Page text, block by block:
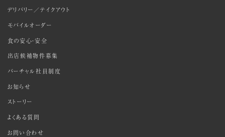
デリバリー／テイクアウト
モバイルオーダー
食の安心・安全
出店候補物件募集
バーチャル社員制度
お知らせ
ストーリー
よくある質問
お問い合わせ